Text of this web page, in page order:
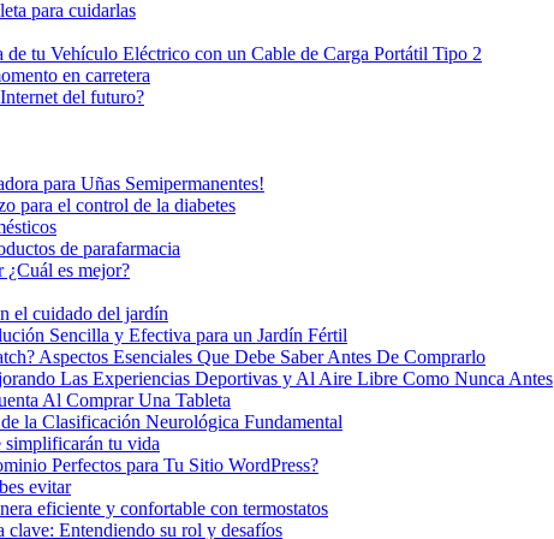
para cuidarlas
tu Vehículo Eléctrico con un Cable de Carga Portátil Tipo 2
en carretera
del futuro?
para Uñas Semipermanentes!
para el control de la diabetes
de parafarmacia
¿Cuál es mejor?
el cuidado del jardín
Sencilla y Efectiva para un Jardín Fértil
Aspectos Esenciales Que Debe Saber Antes De Comprarlo
Las Experiencias Deportivas y Al Aire Libre Como Nunca Antes
Al Comprar Una Tableta
la Clasificación Neurológica Fundamental
simplificarán tu vida
Perfectos para Tu Sitio WordPress?
evitar
eficiente y confortable con termostatos
clave: Entendiendo su rol y desafíos